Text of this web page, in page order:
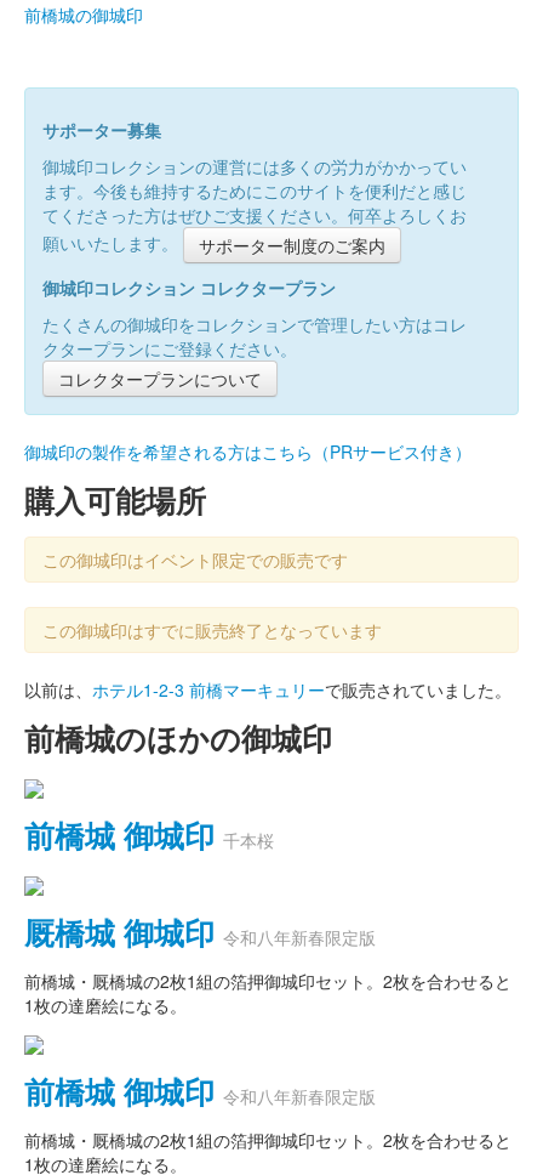
前橋城の御城印
サポーター募集
御城印コレクションの運営には多くの労力がかかってい
ます。今後も維持するためにこのサイトを便利だと感じ
てくださった方はぜひご支援ください。何卒よろしくお
願いいたします。
サポーター制度のご案内
御城印コレクション コレクタープラン
たくさんの御城印をコレクションで管理したい方はコレ
クタープランにご登録ください。
コレクタープランについて
御城印の製作を希望される方はこちら（PRサービス付き）
購入可能場所
この御城印はイベント限定での販売です
この御城印はすでに販売終了となっています
以前は、 ホテル1-2-3 前橋マーキュリーで販売されていました。
前橋城のほかの御城印
前橋城 御城印 千本桜
厩橋城 御城印 令和八年新春限定版
前橋城・厩橋城の2枚1組の箔押御城印セット。2枚を合わせると
1枚の達磨絵になる。
前橋城 御城印 令和八年新春限定版
前橋城・厩橋城の2枚1組の箔押御城印セット。2枚を合わせると
1枚の達磨絵になる。